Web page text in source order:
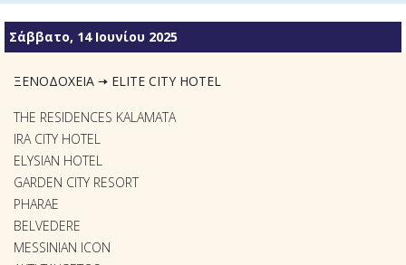
Σάββατο, 14 Ιουνίου 2025
ΞΕΝΟΔΟΧΕΙΑ 🠆 ELITE CITY HOTEL
THE RESIDENCES KALAMATA
IRA CITY HOTEL
ELYSIAN HOTEL
GARDEN CITY RESORT
PHARAE
BELVEDERE
MESSINIAN ICON